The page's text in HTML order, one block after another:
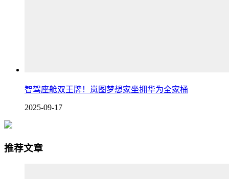
智驾座舱双王牌！岚图梦想家坐拥华为全家桶
2025-09-17
推荐文章